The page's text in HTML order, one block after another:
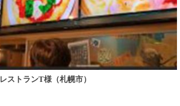
レストランT様（札幌市）